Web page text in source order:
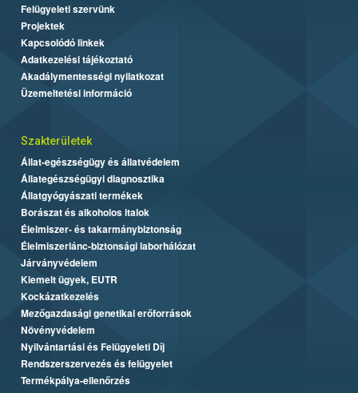
Felügyeleti szervünk
Projektek
Kapcsolódó linkek
Adatkezelési tájékoztató
Akadálymentességi nyilatkozat
Üzemeltetési információ
Szakterületek
Állat-egészségügy és állatvédelem
Állategészségügyi diagnosztika
Állatgyógyászati termékek
Borászat és alkoholos italok
Élelmiszer- és takarmánybiztonság
Élelmiszerlánc-biztonsági laborhálózat
Járványvédelem
Kiemelt ügyek, EUTR
Kockázatkezelés
Mezőgazdasági genetikai erőforrások
Növényvédelem
Nyilvántartási és Felügyeleti Díj
Rendszerszervezés és felügyelet
Termékpálya-ellenőrzés